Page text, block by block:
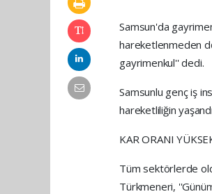
Samsun'da
hareketlenmeden
gayrimenkul'' dedi.
Samsunlu genç iş
hareketliliğin
KAR ORANI
Tüm sektörlerde
Türkmeneri,